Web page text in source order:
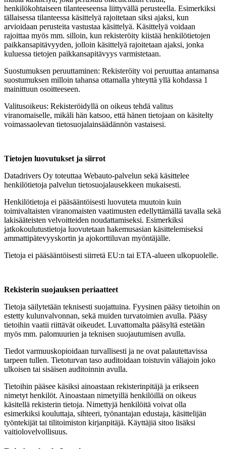
henkilökohtaiseen tilanteeseensa liittyvällä perusteella. Esimerkiksi
tällaisessa tilanteessa käsittelyä rajoitetaan siksi ajaksi, kun
arvioidaan perusteita vastustaa käsittelyä. Käsittelyä voidaan
rajoittaa myös mm. silloin, kun rekisteröity kiistää henkilötietojen
paikkansapitävyyden, jolloin käsittelyä rajoitetaan ajaksi, jonka
kuluessa tietojen paikkansapitävyys varmistetaan.
Suostumuksen peruuttaminen: Rekisteröity voi peruuttaa antamansa
suostumuksen milloin tahansa ottamalla yhteyttä yllä kohdassa 1
mainittuun osoitteeseen.
Valitusoikeus: Rekisteröidyllä on oikeus tehdä valitus
viranomaiselle, mikäli hän katsoo, että hänen tietojaan on käsitelty
voimassaolevan tietosuojalainsäädännön vastaisesi.
Tietojen luovutukset ja siirrot
Datadrivers Oy toteuttaa Webauto-palvelun sekä käsittelee
henkilötietoja palvelun tietosuojalausekkeen mukaisesti.
Henkilötietoja ei pääsääntöisesti luovuteta muutoin kuin
toimivaltaisten viranomaisten vaatimusten edellyttämällä tavalla sekä
lakisääteisten velvoitteiden noudattamiseksi. Esimerkiksi
jatkokoulutustietoja luovutetaan hakemusasian käsittelemiseksi
ammattipätevyyskortin ja ajokorttiluvan myöntäjälle.
Tietoja ei pääsääntöisesti siirretä EU:n tai ETA-alueen ulkopuolelle.
Rekisterin suojauksen periaatteet
Tietoja säilytetään teknisesti suojattuina. Fyysinen pääsy tietoihin on
estetty kulunvalvonnan, sekä muiden turvatoimien avulla. Pääsy
tietoihin vaatii riittävät oikeudet. Luvattomalta pääsyltä estetään
myös mm. palomuurien ja teknisen suojautumisen avulla.
Tiedot varmuuskopioidaan turvallisesti ja ne ovat palautettavissa
tarpeen tullen. Tietoturvan taso auditoidaan toistuvin väliajoin joko
ulkoisen tai sisäisen auditoinnin avulla.
Tietoihin pääsee käsiksi ainoastaan rekisterinpitäjä ja erikseen
nimetyt henkilöt. Ainoastaan nimetyillä henkilöillä on oikeus
käsitellä rekisterin tietoja. Nimettyjä henkilöitä voivat olla
esimerkiksi kouluttaja, sihteeri, työnantajan edustaja, käsittelijän
työntekijät tai tilitoimiston kirjanpitäjä. Käyttäjiä sitoo lisäksi
vaitiolovelvollisuus.